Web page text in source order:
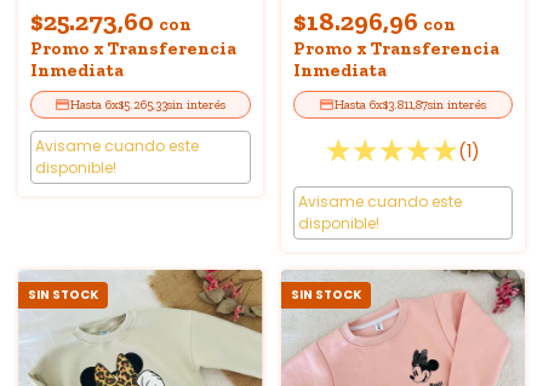
$25.273,60 con
Promo x Transferencia
Inmediata
6x$5.265,33sin interés
Avisame cuando este
disponible!
$18.296,96 con
Promo x Transferencia
Inmediata
6x$3.811,87sin interés
(1)
Avisame cuando este
disponible!
SIN STOCK SIN STOCK